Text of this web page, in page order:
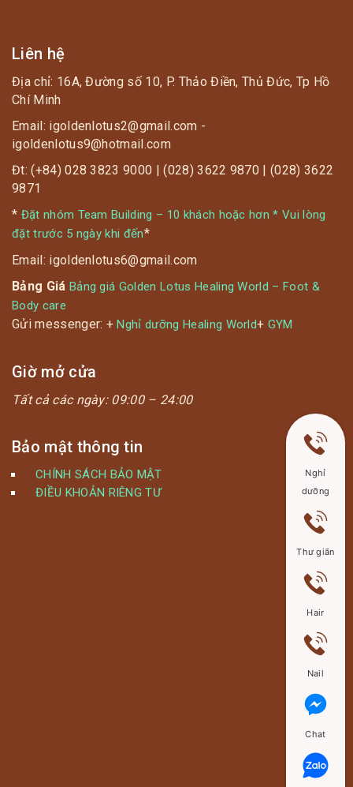
Liên hệ
Địa chỉ: 16A, Đường số 10, P. Thảo Điền, Thủ Đức, Tp Hồ
Chí Minh
Email: igoldenlotus2@gmail.com -
igoldenlotus9@hotmail.com
Đt: (+84) 028 3823 9000 | (028) 3622 9870 | (028) 3622
9871
* Đặt nhóm Team Building – 10 khách hoặc hơn * Vui lòng
đặt trước 5 ngày khi đến*
Email: igoldenlotus6@gmail.com
Bảng Giá Bảng giá Golden Lotus Healing World – Foot &
Body care
Gửi messenger: +Nghỉ dưỡng Healing World+ GYM
Giờ mở cửa
Tất cả các ngày: 09:00 – 24:00
Bảo mật thông tin
CHÍNH SÁCH BẢO MẬT
ĐIỀU KHOẢN RIÊNG TƯ
Nghỉ
dưỡng
Thư giãn
Hair
Nail
Chat